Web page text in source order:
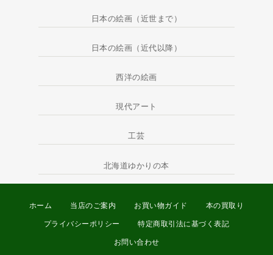
日本の絵画（近世まで）
日本の絵画（近代以降）
西洋の絵画
現代アート
工芸
北海道ゆかりの本
ホーム 当店のご案内 お買い物ガイド 本の買取り
プライバシーポリシー 特定商取引法に基づく表記
お問い合わせ